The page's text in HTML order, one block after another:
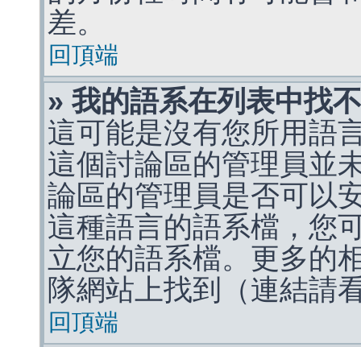
差。
回頂端
» 我的語系在列表中找
這可能是沒有您所用語
這個討論區的管理員並
論區的管理員是否可以
這種語言的語系檔，您
立您的語系檔。更多的
隊網站上找到（連結請
回頂端